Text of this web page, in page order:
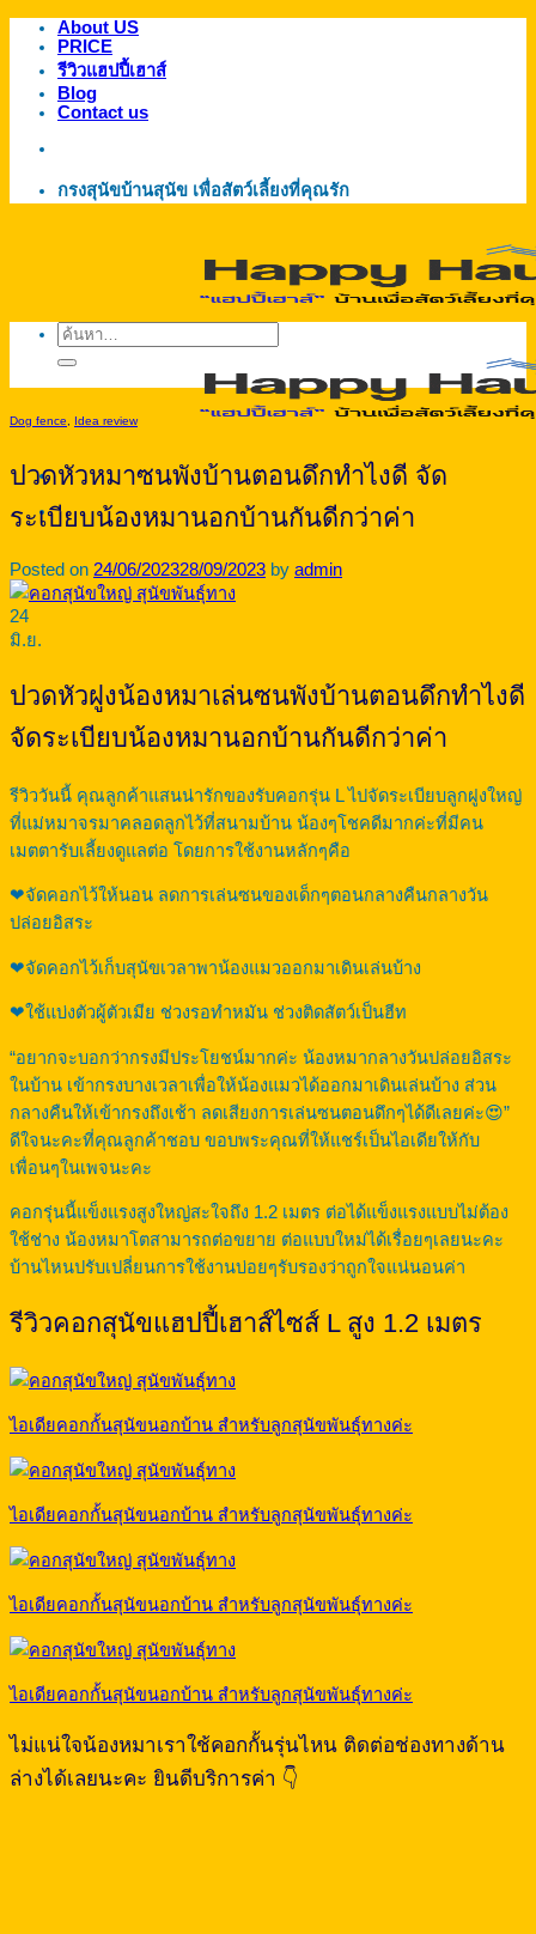
ข้าม
เนื้อหา
About US
PRICE
รีวิวแฮปปี้เฮาส์
Blog
Contact us
กรงสุนัขบ้านสุนัข เพื่อสัตว์เลี้ยงที่คุณรัก
ค้นหา:
Dog fence, Idea review
ปวดหัวหมาซนพังบ้านตอนดึกทำไงดี จัด
ระเบียบน้องหมานอกบ้านกันดีกว่าค่า
Posted on 24/06/202328/09/2023 by admin
24
มิ.ย.
ปวดหัวฝูงน้องหมาเล่นซนพังบ้านตอนดึกทำไงดี
จัดระเบียบน้องหมานอกบ้านกันดีกว่าค่า
รีวิววันนี้ คุณลูกค้าแสนน่ารักของรับคอกรุ่น L ไปจัดระเบียบลูกฝูงใหญ่
ที่แม่หมาจรมาคลอดลูกไว้ที่สนามบ้าน น้องๆโชคดีมากค่ะที่มีคน
เมตตารับเลี้ยงดูแลต่อ โดยการใช้งานหลักๆคือ
❤จัดคอกไว้ให้นอน ลดการเล่นซนของเด็กๆตอนกลางคืนกลางวัน
ปล่อยอิสระ
❤จัดคอกไว้เก็บสุนัขเวลาพาน้องแมวออกมาเดินเล่นบ้าง
❤ใช้แบ่งตัวผู้ตัวเมีย ช่วงรอทำหมัน ช่วงติดสัตว์เป็นฮีท
“อยากจะบอกว่ากรงมีประโยชน์มากค่ะ น้องหมากลางวันปล่อยอิสระ
ในบ้าน เข้ากรงบางเวลาเพื่อให้น้องแมวได้ออกมาเดินเล่นบ้าง ส่วน
กลางคืนให้เข้ากรงถึงเช้า ลดเสียงการเล่นซนตอนดึกๆได้ดีเลยค่ะ😍”
ดีใจนะคะที่คุณลูกค้าชอบ ขอบพระคุณที่ให้แชร์เป็นไอเดียให้กับ
เพื่อนๆในเพจนะคะ
คอกรุ่นนี้แข็งแรงสูงใหญ่สะใจถึง 1.2 เมตร ต่อได้แข็งแรงแบบไม่ต้อง
ใช้ช่าง น้องหมาโตสามารถต่อขยาย ต่อแบบใหม่ได้เรื่อยๆเลยนะคะ
บ้านไหนปรับเปลี่ยนการใช้งานบ่อยๆรับรองว่าถูกใจแน่นอนค่า
รีวิวคอกสุนัขแฮปปี้เฮาส์ไซส์ L สูง 1.2 เมตร
ไอเดียคอกกั้นสุนัขนอกบ้าน สำหรับลูกสุนัขพันธุ์ทางค่ะ
ไอเดียคอกกั้นสุนัขนอกบ้าน สำหรับลูกสุนัขพันธุ์ทางค่ะ
ไอเดียคอกกั้นสุนัขนอกบ้าน สำหรับลูกสุนัขพันธุ์ทางค่ะ
ไอเดียคอกกั้นสุนัขนอกบ้าน สำหรับลูกสุนัขพันธุ์ทางค่ะ
ไม่แน่ใจน้องหมาเราใช้คอกกั้นรุ่นไหน ติดต่อช่องทางด้าน
ล่างได้เลยนะคะ ยินดีบริการค่า 👇